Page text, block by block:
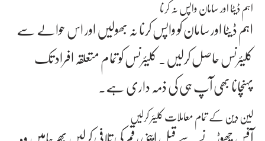
اہم ڈیٹا اور سامان واپس نہ کرنا
اہم ڈیٹا اور سامان کو واپس کرنا نہ بھولیں اور اس حوالے سے
کلیئرنس حاصل کرلیں۔ کلیئرنس کو تمام متعلقہ افراد تک
پہنچانا بھی آپ ہی کی ذمہ داری ہے۔
لین دین کے تمام معاملات کلیئر کرلیں